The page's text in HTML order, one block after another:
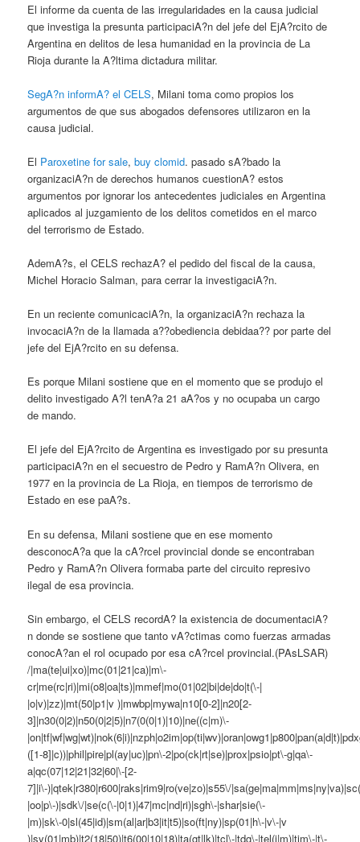
El informe da cuenta de las irregularidades en la causa judicial
que investiga la presunta participaciA?n del jefe del EjA?rcito de
Argentina en delitos de lesa humanidad en la provincia de La
Rioja durante la A?ltima dictadura militar.
SegA?n informA? el CELS, Milani toma como propios los
argumentos de que sus abogados defensores utilizaron en la
causa judicial.
El Paroxetine for sale,buy clomid. pasado sA?bado la
organizaciA?n de derechos humanos cuestionA? estos
argumentos por ignorar los antecedentes judiciales en Argentina
aplicados al juzgamiento de los delitos cometidos en el marco
del terrorismo de Estado.
AdemA?s, el CELS rechazA? el pedido del fiscal de la causa,
Michel Horacio Salman, para cerrar la investigaciA?n.
En un reciente comunicaciA?n, la organizaciA?n rechaza la
invocaciA?n de la llamada a??obediencia debidaa?? por parte del
jefe del EjA?rcito en su defensa.
Es porque Milani sostiene que en el momento que se produjo el
delito investigado A?l tenA?a 21 aA?os y no ocupaba un cargo
de mando.
El jefe del EjA?rcito de Argentina es investigado por su presunta
participaciA?n en el secuestro de Pedro y RamA?n Olivera, en
1977 en la provincia de La Rioja, en tiempos de terrorismo de
Estado en ese paA?s.
En su defensa, Milani sostiene que en ese momento
desconocA?a que la cA?rcel provincial donde se encontraban
Pedro y RamA?n Olivera formaba parte del circuito represivo
ilegal de esa provincia.
Sin embargo, el CELS recordA? la existencia de documentaciA?
n donde se sostiene que tanto vA?ctimas como fuerzas armadas
conocA?an el rol ocupado por esa cA?rcel provincial.(PAsLSAR)
/|ma(te|ui|xo)|mc(01|21|ca)|m\-
cr|me(rc|ri)|mi(o8|oa|ts)|mmef|mo(01|02|bi|de|do|t(\-|
|o|v)|zz)|mt(50|p1|v )|mwbp|mywa|n10[0-2]|n20[2-
3]|n30(0|2)|n50(0|2|5)|n7(0(0|1)|10)|ne((c|m)\-
([1-8]|c))|phil|pire|pl(ay|uc)|pn\-2|po(ck|rt|se)|prox|psio|pt\-g|qa\-
a|qc(07|12|21|32|60|\-[2-
7]|i\-)|qtek|r380|r600|raks|rim9|ro(ve|zo)|s55\/
|oo|p\-)|sdk\/|se(c(\-|0|1)|47|mc|nd|ri)|sgh\-|shar|sie(\-
|m)|sk\-0|sl(45|id)|sm(al|ar|b3|it|t5)|so(ft|ny)|sp(01|h\-|v\-|v
)|sy(01|mb)|t2(18|50)|t6(00|10|18)|ta(gt|lk)|tcl\-|tdg\-|tel(i|m)|tim\-|t\-